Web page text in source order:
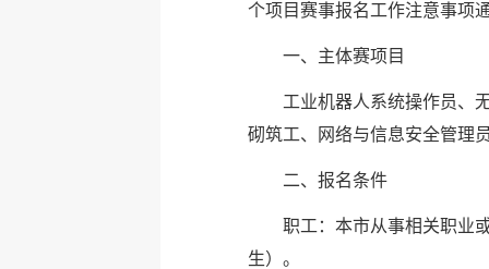
个项目赛事报名工作注意事项
一、主体赛项目
工业机器人系统操作员、
砌筑工、网络与信息安全管理
二、报名条件
职工：本市从事相关职业
生）。